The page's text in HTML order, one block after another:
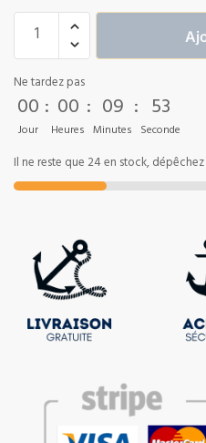
Ne tardez pas
00
Jour
: 00
Heures
: 09
Minutes
: 53
Seconde
Il ne reste que 24 en stock,